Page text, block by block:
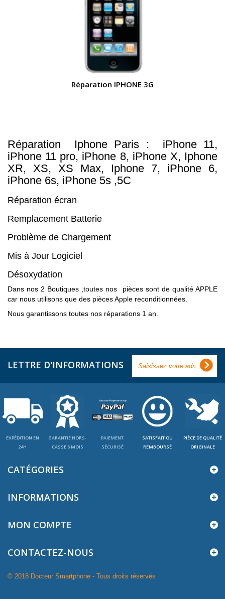
Réparation IPHONE 3G
Réparation Iphone Paris : iPhone 11,
iPhone 11 pro, iPhone 8, iPhone X, Iphone
XR, XS, XS Max, Iphone 7, iPhone 6,
iPhone 6s, iPhone 5s ,5C
Réparation écran
Remplacement Batterie
Problème de Chargement
Mis à Jour Logiciel
Désoxydation
Dans nos 2 Boutiques ,toutes nos pièces sont de qualité APPLE
car nous utilisons que des pièces Apple reconditionnées.
Nous garantissons toutes nos réparations 1 an.
LETTRE D'INFORMATIONS
EXPÉDITION EN
24H
GARANTIE HORS-
CASSE 6 MOIS
PAIEMENT
SÉCURISÉ
SATISFAIT OU
REMBOURSÉ
PIÈCE DE QUALITÉ
ORIGINALE
CATÉGORIES
INFORMATIONS
MON COMPTE
CONTACTEZ-NOUS
© 2018 Docteur Smartphone - Tous droits réservés